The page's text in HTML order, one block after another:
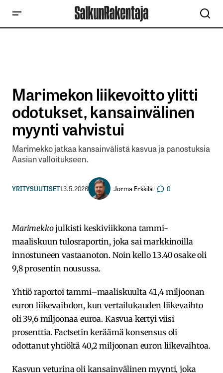
Marimekon liikevoitto ylitti
odotukset, kansainvälinen
myynti vahvistui
Marimekko jatkaa kansainvälistä kasvua ja panostuksia
Aasian valloitukseen.
YRITYSUUTISET13.5.2026 Jorma Erkkilä 0
Marimekkojulkisti keskiviikkona tammi-
maaliskuun tulosraportin, joka sai markkinoilla
innostuneen vastaanoton. Noin kello 13.40 osake oli
9,8 prosentin nousussa.
Yhtiö raportoi tammi–maaliskuulta 41,4 miljoonan
euron liikevaihdon, kun vertailukauden liikevaihto
oli 39,6 miljoonaa euroa. Kasvua kertyi viisi
prosenttia. Factsetin keräämä konsensus oli
odottanut yhtiöltä 40,2 miljoonan euron liikevaihtoa.
Kasvun veturina oli kansainvälinen myynti, joka